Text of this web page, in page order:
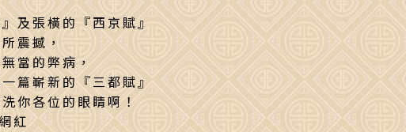
及張橫的『西京賦』
震撼，
當的弊病，
篇嶄新的『三都賦』
你各位的眼睛啊！
紅